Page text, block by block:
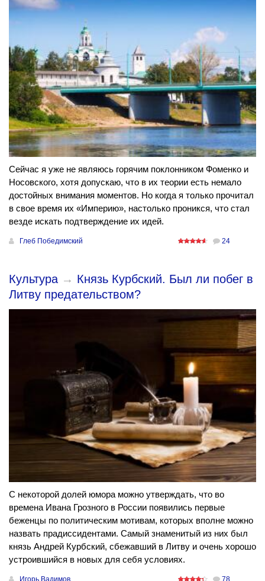
Сейчас я уже не являюсь горячим поклонником Фоменко и
Носовского, хотя допускаю, что в их теории есть немало
достойных внимания моментов. Но когда я только прочитал
в свое время их «Империю», настолько проникся, что стал
везде искать подтверждение их идей.
Глеб Победимский 24
Культура → Князь Курбский. Был ли побег в
Литву предательством?
С некоторой долей юмора можно утверждать, что во
времена Ивана Грозного в России появились первые
беженцы по политическим мотивам, которых вполне можно
назвать прадиссидентами. Самый знаменитый из них был
князь Андрей Курбский, сбежавший в Литву и очень хорошо
устроившийся в новых для себя условиях.
Игорь Вадимов 78